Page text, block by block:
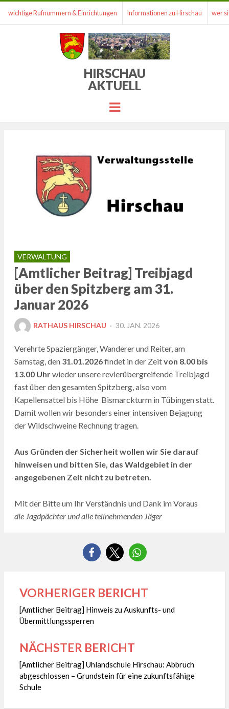
wichtige Rufnummern & Einrichtungen Informationen zu Hirschau wer
HIRSCHAU
AKTUELL
Menu
VERWALTUNG
[Amtlicher Beitrag] Treibjagd
über den Spitzberg am 31.
Januar 2026
RATHAUS HIRSCHAU
POSTED
30. JAN. 2026
Verehrte Spaziergänger, Wanderer und Reiter, am
Samstag, den31.01.2026findet in der Zeitvon 8.00 bis
13.00 Uhrwieder unsere revierübergreifende Treibjagd
fast über den gesamten Spitzberg, also vom
Kapellensattel bis Höhe Bismarckturm in Tübingen statt.
Damit wollen wir besonders einer intensiven Bejagung
der Wildschweine Rechnung tragen.
Aus Gründen der Sicherheit wollen wir Sie darauf
hinweisen und bitten Sie, das Waldgebiet in der
angegebenen Zeit nicht zu betreten.
Mit der Bitte um Ihr Verständnis und Dank im Voraus
die Jagdpächter und alle teilnehmenden Jäger
Beitragsnavigation
VORHERIGER BERICHT
[Amtlicher Beitrag] Hinweis zu Auskunfts- und
Übermittlungssperren
NÄCHSTER BERICHT
[Amtlicher Beitrag] Uhlandschule Hirschau: Abbruch
abgeschlossen – Grundstein für eine zukunftsfähige
Schule